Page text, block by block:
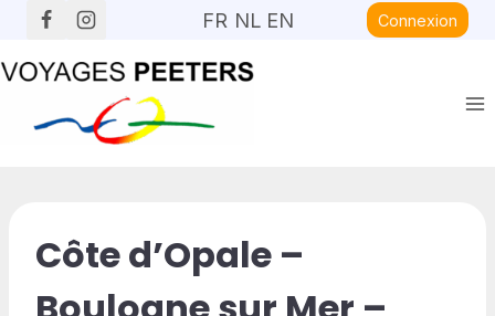
contenu
FR NL EN Connexion
Côte d’Opale –